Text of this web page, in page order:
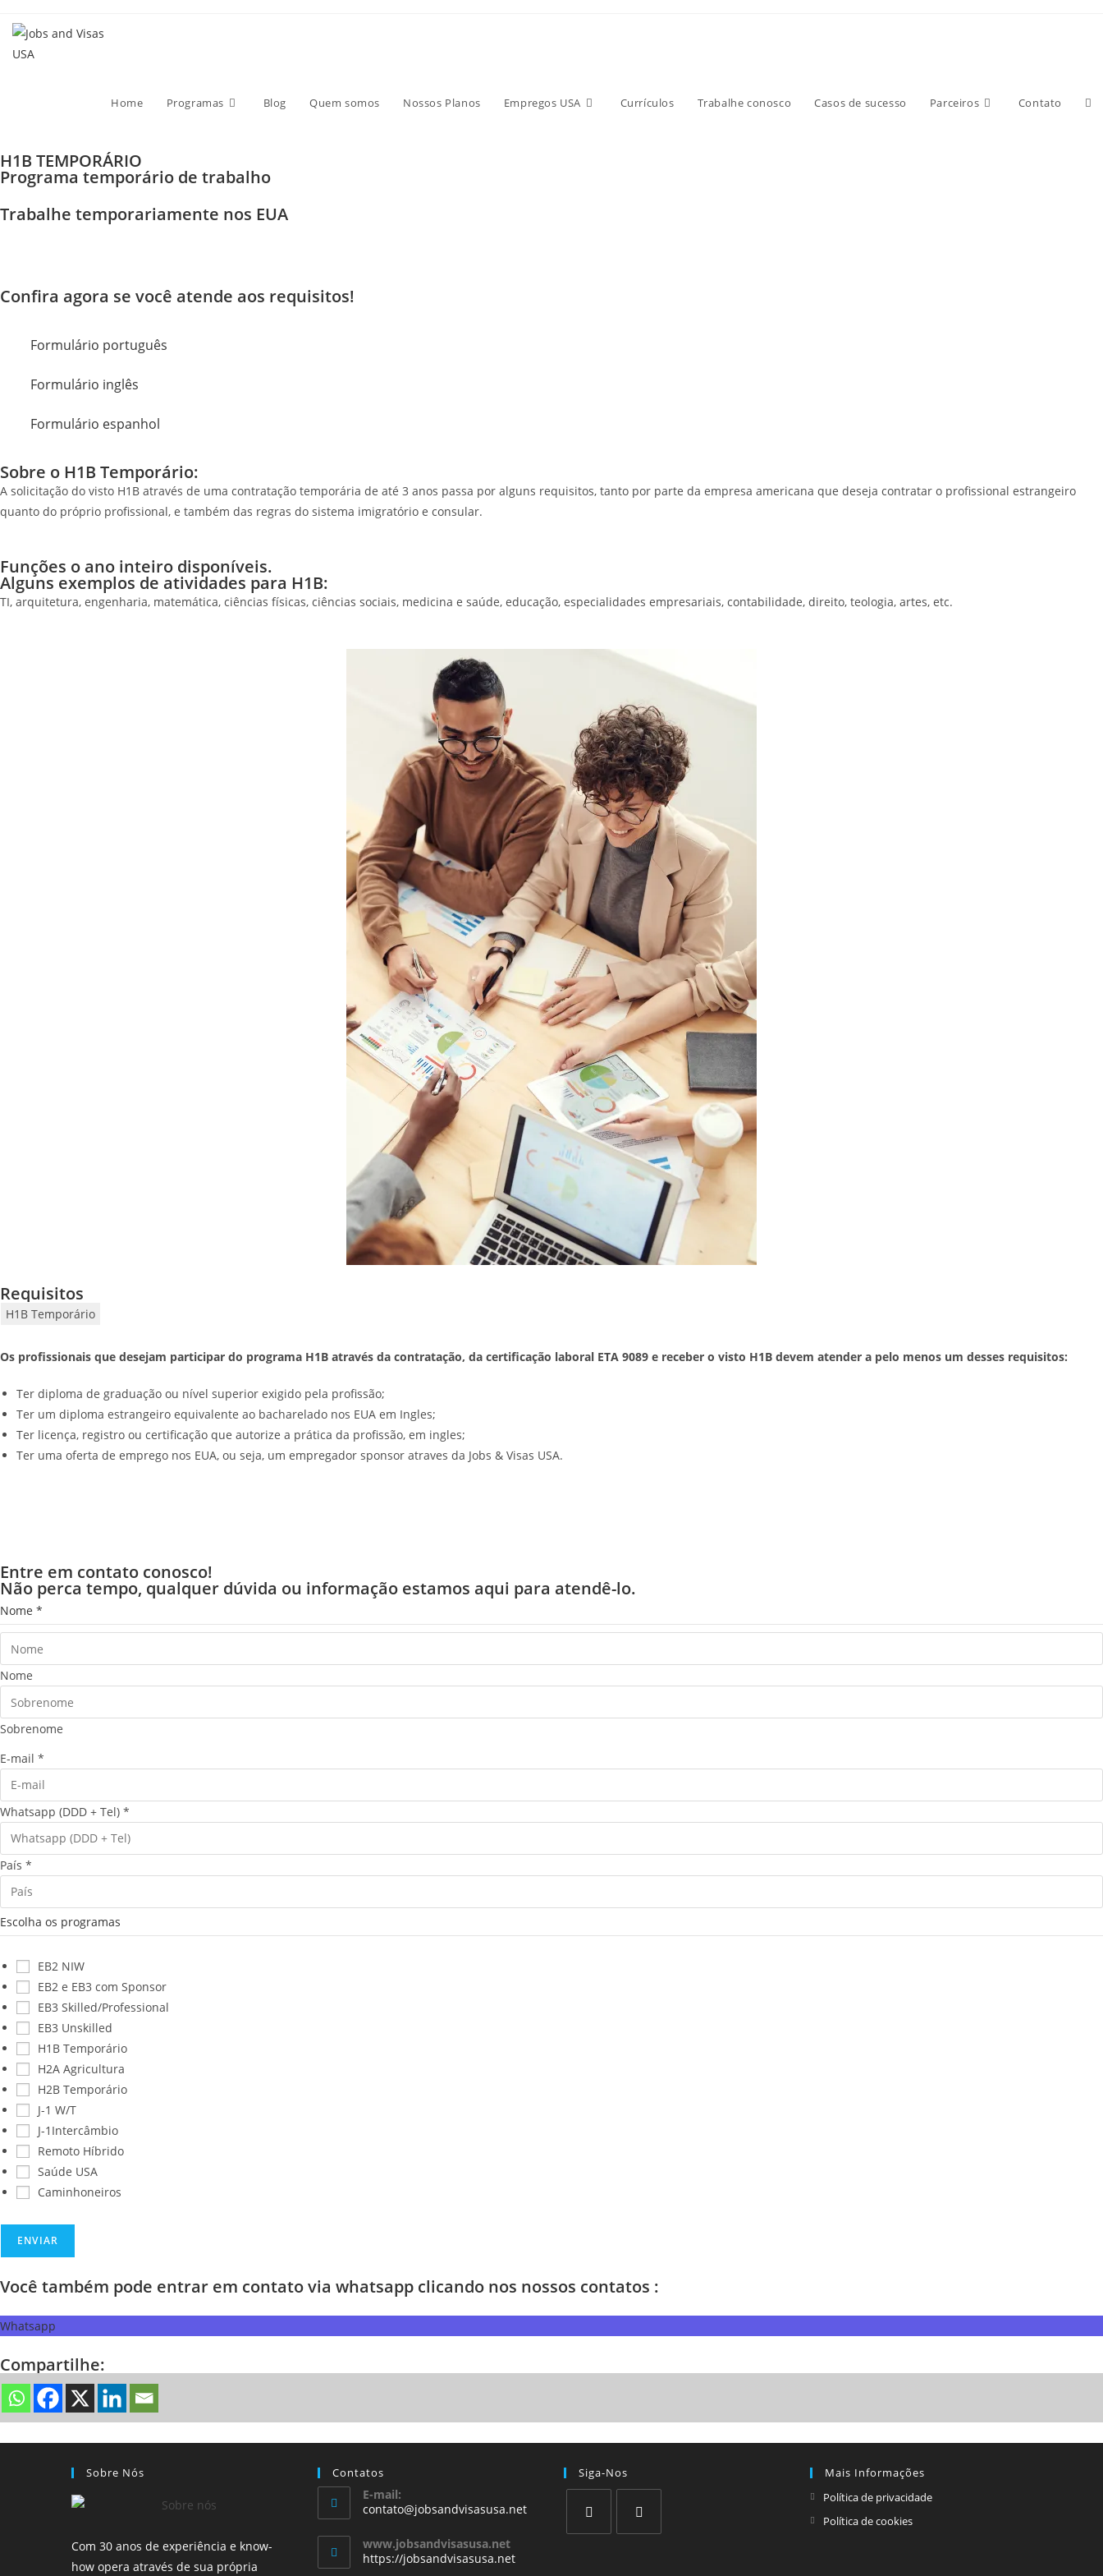
Home Programas Blog Quem somos Nossos Planos Empregos USA Currículos Trabalhe conosco Casos de sucesso Parceiros Contato
H1B TEMPORÁRIO
Programa temporário de trabalho
Trabalhe temporariamente nos EUA
Confira agora se você atende aos requisitos!
Formulário português
Formulário inglês
Formulário espanhol
Sobre o H1B Temporário:
A solicitação do visto H1B através de uma contratação temporária de até 3 anos passa por alguns requisitos, tanto por parte da empresa americana que deseja contratar o profissional estrangeiro
quanto do próprio profissional, e também das regras do sistema imigratório e consular.
Funções o ano inteiro disponíveis.
Alguns exemplos de atividades para H1B:
TI, arquitetura, engenharia, matemática, ciências físicas, ciências sociais, medicina e saúde, educação, especialidades empresariais, contabilidade, direito, teologia, artes, etc.
Requisitos
H1B Temporário
Os profissionais que desejam participar do programa H1B através da contratação, da certificação laboral ETA 9089 e receber o visto H1B devem atender a pelo menos um desses requisitos:
Ter diploma de graduação ou nível superior exigido pela profissão;
Ter um diploma estrangeiro equivalente ao bacharelado nos EUA em Ingles;
Ter licença, registro ou certificação que autorize a prática da profissão, em ingles;
Ter uma oferta de emprego nos EUA, ou seja, um empregador sponsor atraves da Jobs & Visas USA.
Entre em contato conosco!
Não perca tempo, qualquer dúvida ou informação estamos aqui para atendê-lo.
P
a
s
(
D
D
W
a
s
a
p
Nome *
Nome
Sobrenome
E-mail *
Whatsapp (DDD + Tel) *
País *
Escolha os programas
EB2 NIW
EB2 e EB3 com Sponsor
EB3 Skilled/Professional
EB3 Unskilled
H1B Temporário
H2A Agricultura
H2B Temporário
J-1 W/T
J-1Intercâmbio
Remoto Híbrido
Saúde USA
Caminhoneiros
ENVIAR
Você também pode entrar em contato via whatsapp clicando nos nossos contatos :
Whatsapp
Compartilhe:
Sobre Nós
Com 30 anos de experiência e know-
how opera através de sua própria
Contatos
E-mail:
contato@jobsandvisasusa.net
www.jobsandvisasusa.net
https://jobsandvisasusa.net
Siga-Nos
Mais Informações
Política de privacidade
Política de cookies